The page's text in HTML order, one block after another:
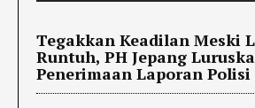
Tegakkan Keadilan Meski
Runtuh, PH Jepang
Penerimaan Laporan Polisi